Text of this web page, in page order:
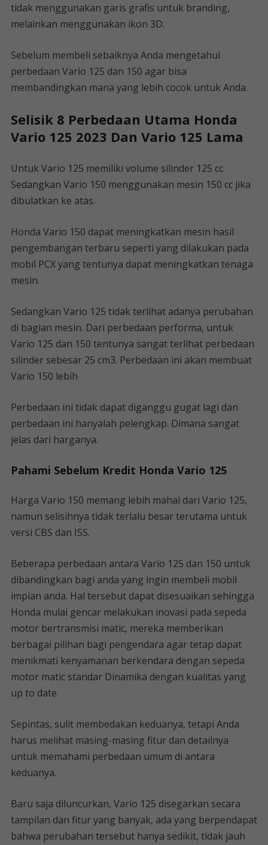
tidak menggunakan garis grafis untuk branding,
melainkan menggunakan ikon 3D.
Sebelum membeli sebaiknya Anda mengetahui
perbedaan Vario 125 dan 150 agar bisa
membandingkan mana yang lebih cocok untuk Anda.
Selisik 8 Perbedaan Utama Honda
Vario 125 2023 Dan Vario 125 Lama
Untuk Vario 125 memiliki volume silinder 125 cc.
Sedangkan Vario 150 menggunakan mesin 150 cc jika
dibulatkan ke atas.
Honda Vario 150 dapat meningkatkan mesin hasil
pengembangan terbaru seperti yang dilakukan pada
mobil PCX yang tentunya dapat meningkatkan tenaga
mesin.
Sedangkan Vario 125 tidak terlihat adanya perubahan
di bagian mesin. Dari perbedaan performa, untuk
Vario 125 dan 150 tentunya sangat terlihat perbedaan
silinder sebesar 25 cm3. Perbedaan ini akan membuat
Vario 150 lebih
Perbedaan ini tidak dapat diganggu gugat lagi dan
perbedaan ini hanyalah pelengkap. Dimana sangat
jelas dari harganya.
Pahami Sebelum Kredit Honda Vario 125
Harga Vario 150 memang lebih mahal dari Vario 125,
namun selisihnya tidak terlalu besar terutama untuk
versi CBS dan ISS.
Beberapa perbedaan antara Vario 125 dan 150 untuk
dibandingkan bagi anda yang ingin membeli mobil
impian anda. Hal tersebut dapat disesuaikan sehingga
Honda mulai gencar melakukan inovasi pada sepeda
motor bertransmisi matic, mereka memberikan
berbagai pilihan bagi pengendara agar tetap dapat
menikmati kenyamanan berkendara dengan sepeda
motor matic standar Dinamika dengan kualitas yang
up to date.
Sepintas, sulit membedakan keduanya, tetapi Anda
harus melihat masing-masing fitur dan detailnya
untuk memahami perbedaan umum di antara
keduanya.
Baru saja diluncurkan, Vario 125 disegarkan secara
tampilan dan fitur yang banyak, ada yang berpendapat
bahwa perubahan tersebut hanya sedikit, tidak jauh